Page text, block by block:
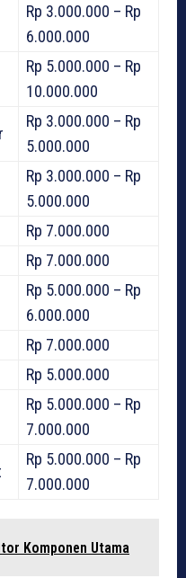
Rp 3.000.000 – Rp
6.000.000
Rp 5.000.000 – Rp
10.000.000
Rp 3.000.000 – Rp
5.000.000
Rp 3.000.000 – Rp
5.000.000
Rp 7.000.000
Rp 7.000.000
Rp 5.000.000 – Rp
6.000.000
Rp 7.000.000
Rp 5.000.000
Rp 5.000.000 – Rp
7.000.000
Rp 5.000.000 – Rp
7.000.000
Komponen Utama